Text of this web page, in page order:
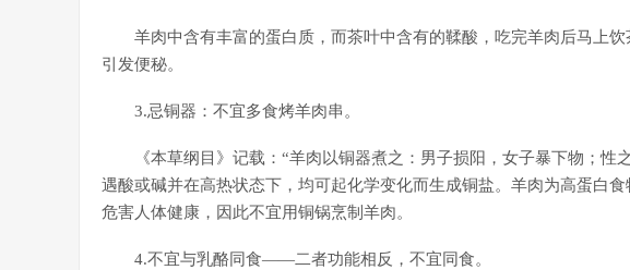
羊肉中含有丰富的蛋白质，而茶叶中含有的鞣酸，吃完羊肉后马上
引发便秘。
3.忌铜器：不宜多食烤羊肉串。
《本草纲目》记载：“羊肉以铜器煮之：男子损阳，女子暴下物；性
遇酸或碱并在高热状态下，均可起化学变化而生成铜盐。羊肉为高蛋白
危害人体健康，因此不宜用铜锅烹制羊肉。
4.不宜与乳酪同食——二者功能相反，不宜同食。